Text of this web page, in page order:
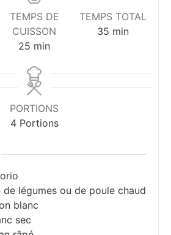
TEMPS DE
CUISSON
25 minutes
min
TEMPS TOTAL
35minutes
min
PORTIONS
4 Portions
de légumes ou de poule chaud
blanc
sec